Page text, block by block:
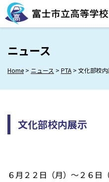
Skip
to
content
ニュース
Home > ニュース > PTA > 文化部校
文化部校内展示
６月２２日（月）～２６日（